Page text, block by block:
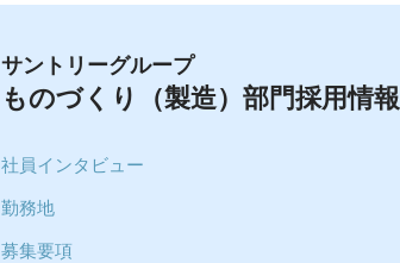
サントリーグループ
ものづくり（製造）部門採用情報
社員インタビュー
勤務地
募集要項